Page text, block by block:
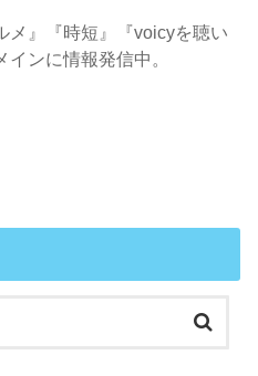
メ』『時短』『voicyを聴い
ンに情報発信中。